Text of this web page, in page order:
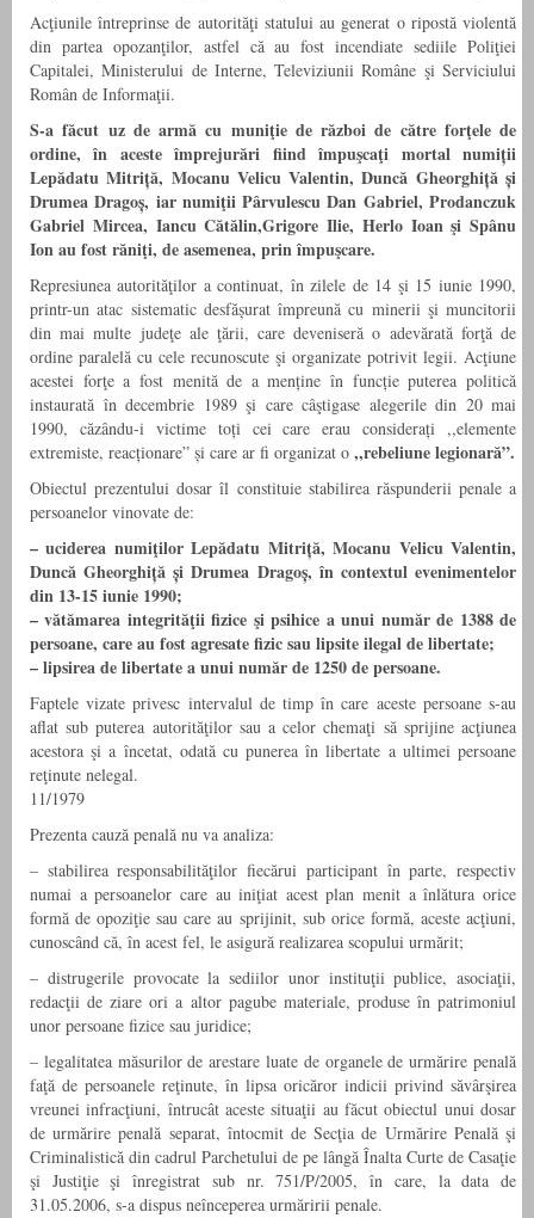
Acţiunile întreprinse de autorităţi statului au generat o ripostă violentă
din partea opozanţilor, astfel că au fost incendiate sediile Poliţiei
Capitalei, Ministerului de Interne, Televiziunii Române şi Serviciului
Român de Informaţii.
S-a făcut uz de armă cu muniţie de război de către forţele de
ordine, în aceste împrejurări fiind împuşcaţi mortal numiții
Lepădatu Mitriță, Mocanu Velicu Valentin, Duncă Gheorghiță și
Drumea Dragoș, iar numiţii Pârvulescu Dan Gabriel, Prodanczuk
Gabriel Mircea, Iancu Cătălin,Grigore Ilie, Herlo Ioan şi Spânu
Ion au fost răniţi, de asemenea, prin împuşcare.
Represiunea autorităţilor a continuat, în zilele de 14 şi 15 iunie 1990,
printr-un atac sistematic desfășurat împreună cu minerii şi muncitorii
din mai multe judeţe ale ţării, care deveniseră o adevărată forţă de
ordine paralelă cu cele recunoscute şi organizate potrivit legii. Acţiune
acestei forţe a fost menită de a menține în funcție puterea politică
instaurată în decembrie 1989 şi care câştigase alegerile din 20 mai
1990, căzându-i victime toți cei care erau considerați ,,elemente
extremiste, reacționare” și care ar fi organizat o ,,rebeliune legionară”.
Obiectul prezentului dosar îl constituie stabilirea răspunderii penale a
persoanelor vinovate de:
– uciderea numiţilor Lepădatu Mitriță, Mocanu Velicu Valentin,
Duncă Gheorghiță și Drumea Dragoș, în contextul evenimentelor
din 13-15 iunie 1990;
– vătămarea integrităţii fizice şi psihice a unui număr de 1388 de
persoane, care au fost agresate fizic sau lipsite ilegal de libertate;
– lipsirea de libertate a unui număr de 1250 de persoane.
Faptele vizate privesc intervalul de timp în care aceste persoane s-au
aflat sub puterea autorităţilor sau a celor chemaţi să sprijine acţiunea
acestora şi a încetat, odată cu punerea în libertate a ultimei persoane
reţinute nelegal.
11/1979
Prezenta cauză penală nu va analiza:
– stabilirea responsabilităţilor fiecărui participant în parte, respectiv
numai a persoanelor care au iniţiat acest plan menit a înlătura orice
formă de opoziţie sau care au sprijinit, sub orice formă, aceste acţiuni,
cunoscând că, în acest fel, le asigură realizarea scopului urmărit;
– distrugerile provocate la sediilor unor instituţii publice, asociaţii,
redacţii de ziare ori a altor pagube materiale, produse în patrimoniul
unor persoane fizice sau juridice;
– legalitatea măsurilor de arestare luate de organele de urmărire penală
faţă de persoanele reţinute, în lipsa oricăror indicii privind săvârşirea
vreunei infracţiuni, întrucât aceste situaţii au făcut obiectul unui dosar
de urmărire penală separat, întocmit de Secţia de Urmărire Penală şi
Criminalistică din cadrul Parchetului de pe lângă Înalta Curte de Casaţie
şi Justiţie şi înregistrat sub nr. 751/P/2005, în care, la data de
31.05.2006, s-a dispus neînceperea urmăririi penale.